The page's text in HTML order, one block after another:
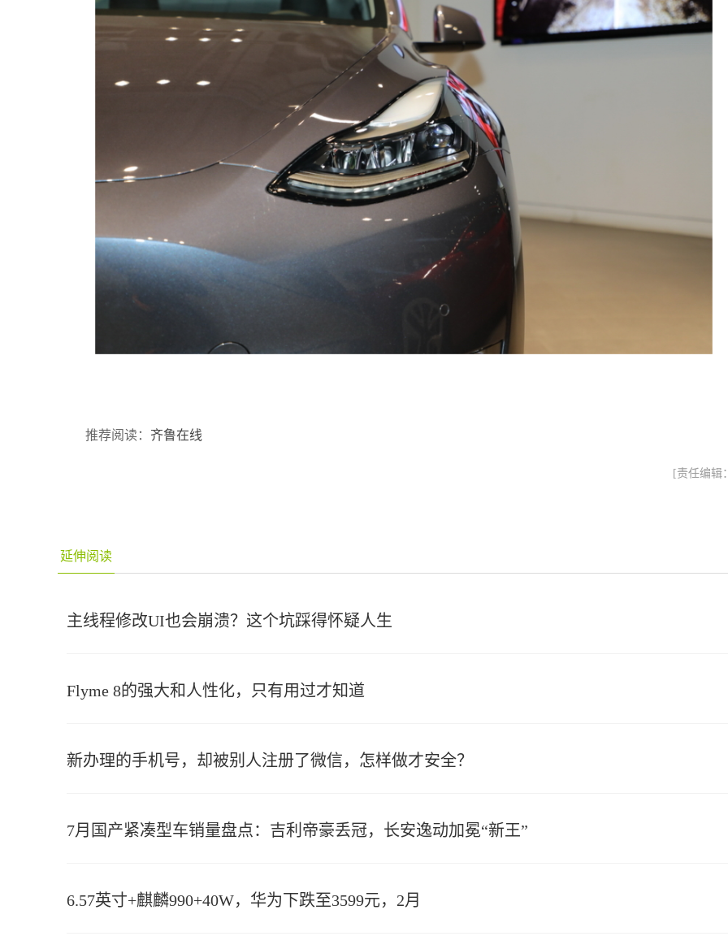
推荐阅读： 齐鲁在线
[责任编辑
延伸阅读
主线程修改UI也会崩溃？这个坑踩得怀疑人生
Flyme 8的强大和人性化，只有用过才知道
新办理的手机号，却被别人注册了微信，怎样做才安全？
7月国产紧凑型车销量盘点：吉利帝豪丢冠，长安逸动加冕“新王”
6.57英寸+麒麟990+40W，华为下跌至3599元，2月